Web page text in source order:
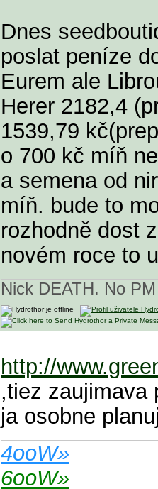
Dnes
poslat peníze
Eurem ale
Herer 2182,4
1539,79
o 700 kč míň
a semena od
míň. bude to
rozhodně dost
novém roce to
Nick DEATH. No PM
http://
,tiez zaujimava
ja osobne
4ooW»
6ooW»